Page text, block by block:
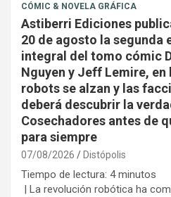
CÓMIC & NOVELA GRÁFICA
Astiberri Ediciones
20 de agosto la segunda
integral del tomo cómic
Nguyen y Jeff Lemire,
robots se alzan y las
deberá descubrir la
Cosechadores antes de
para siempre
07/08/2026 Distópolis
Tiempo de lectura: 4 minutos
| La revolución robótica ha